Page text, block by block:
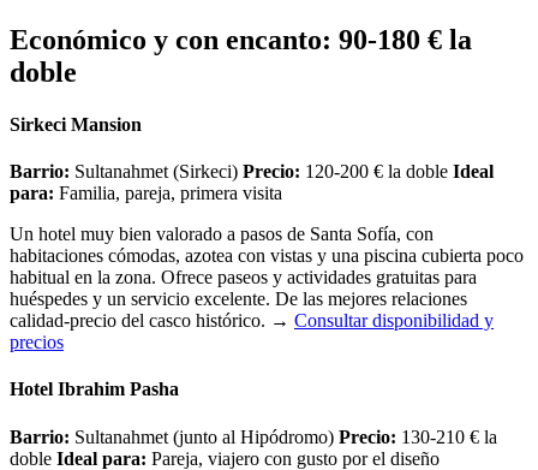
Económico y con encanto: 90-180 € la
doble
Sirkeci Mansion
Barrio: Sultanahmet (Sirkeci) Precio: 120-200 € la doble Ideal
para: Familia, pareja, primera visita
Un hotel muy bien valorado a pasos de Santa Sofía, con
habitaciones cómodas, azotea con vistas y una piscina cubierta poco
habitual en la zona. Ofrece paseos y actividades gratuitas para
huéspedes y un servicio excelente. De las mejores relaciones
calidad-precio del casco histórico. → Consultar disponibilidad y
precios
Hotel Ibrahim Pasha
Barrio: Sultanahmet (junto al Hipódromo) Precio: 130-210 € la
doble Ideal para: Pareja, viajero con gusto por el diseño